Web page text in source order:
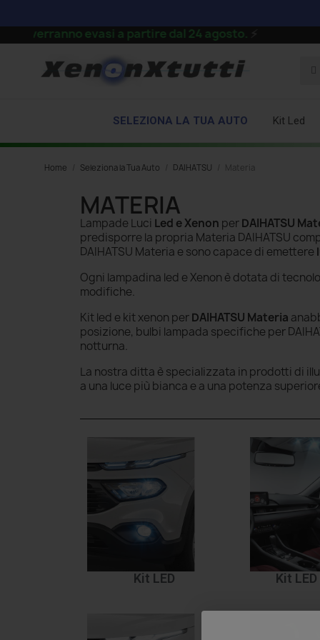
verranno evasi a partire dal 24 agosto.⚡
SELEZIONA LA TUA AUTO Kit Led
Home Seleziona la Tua Auto DAIHATSU Materia
MATERIA
Lampade Luci Led e Xenon perDAIHATSU
predisporre la propria Materia DAIHATSU
DAIHATSU Materia e sono capace di emettere
Ogni lampadina led e Xenon è dotata di
modifiche.
Kit led e kit xenon perDAIHATSU Materia
posizione, bulbi lampada specifiche per
notturna.
La nostra ditta è specializzata in prodotti di
a una luce più bianca e a una potenza
Kit LED Kit